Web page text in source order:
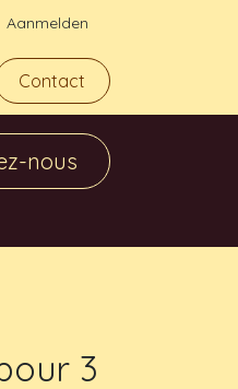
Aanmelden
Contact
nous
3